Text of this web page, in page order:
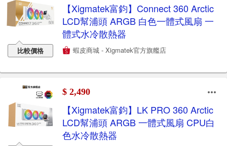
比較價格
【Xigmatek富鈞】Connect 360 Arctic
LCD幫浦頭 ARGB 白色一體式風扇 一
體式水冷散熱器
蝦皮商城 - Xigmatek官方旗艦店
$ 2,490
【Xigmatek富鈞】LK PRO 360 Arctic
LCD幫浦頭 ARGB 一體式風扇 CPU白
色水冷散熱器